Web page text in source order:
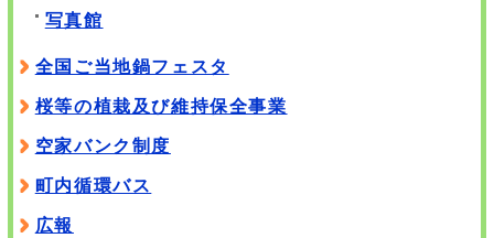
写真館
全国ご当地鍋フェスタ
桜等の植栽及び維持保全事業
空家バンク制度
町内循環バス
広報